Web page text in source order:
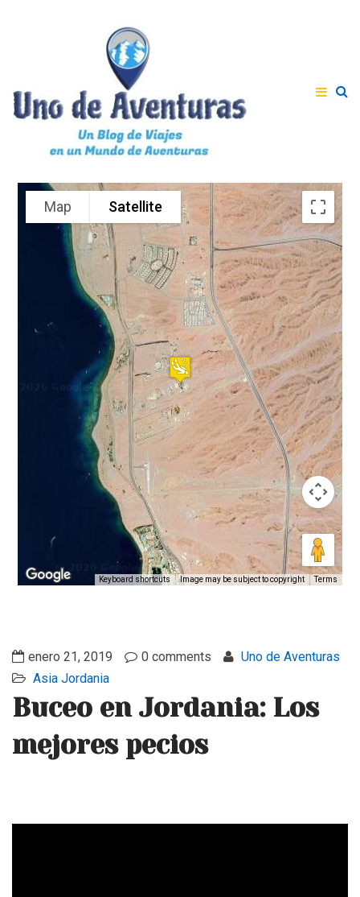
Map Satellite
Keyboard shortcuts Image may be subject to copyright Terms
enero 21, 2019 0 comments
Uno de Aventuras
Asia Jordania
Buceo en Jordania: Los
mejores pecios